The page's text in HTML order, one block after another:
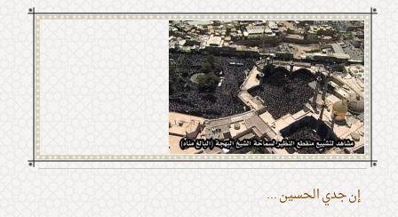
إن جدي الحسين ...